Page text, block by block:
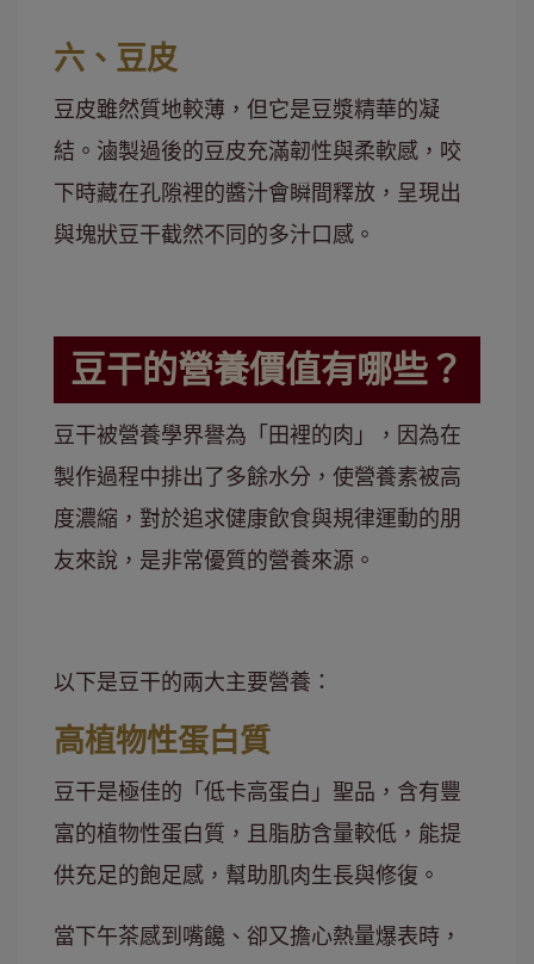
六、豆皮
豆皮雖然質地較薄，但它是豆漿精華的凝
結。滷製過後的豆皮充滿韌性與柔軟感，咬
下時藏在孔隙裡的醬汁會瞬間釋放，呈現出
與塊狀豆干截然不同的多汁口感。
豆干的營養價值有哪些？
豆干被營養學界譽為「田裡的肉」，因為在
製作過程中排出了多餘水分，使營養素被高
度濃縮，對於追求健康飲食與規律運動的朋
友來說，是非常優質的營養來源。
以下是豆干的兩大主要營養：
高植物性蛋白質
豆干是極佳的「低卡高蛋白」聖品，含有豐
富的植物性蛋白質，且脂肪含量較低，能提
供充足的飽足感，幫助肌肉生長與修復。
當下午茶感到嘴饞、卻又擔心熱量爆表時，